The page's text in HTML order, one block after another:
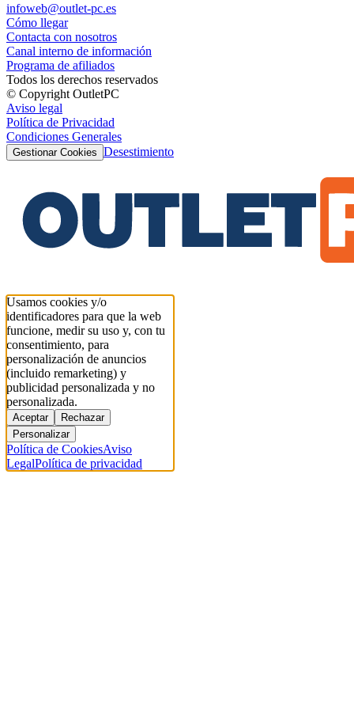
infoweb@outlet-pc.es
Cómo llegar
Contacta con nosotros
Canal interno de información
Programa de afiliados
Todos los derechos reservados
© Copyright OutletPC
Aviso legal
Política de Privacidad
Condiciones Generales
Gestionar Cookies Desestimiento
Usamos cookies y/o
identificadores para que la web
funcione, medir su uso y, con tu
consentimiento, para
personalización de anuncios
(incluido remarketing) y
publicidad personalizada y no
personalizada.
Aceptar
Rechazar
Personalizar
Política de CookiesAviso
LegalPolítica de privacidad